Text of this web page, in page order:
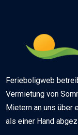
Ferieboligweb
Vermietung von
Mietern an uns über
als einer Hand